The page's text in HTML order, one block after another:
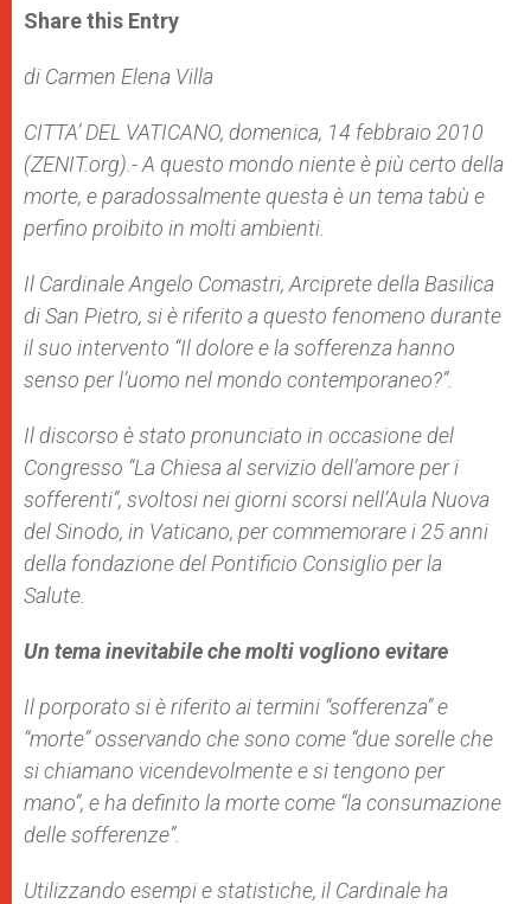
t
s
p
p
s
e
g
e
e
b
o
k
r
Share this Entry
di Carmen Elena Villa
CITTA’ DEL VATICANO, domenica, 14 febbraio 2010
(ZENIT.org).- A questo mondo niente è più certo della
morte, e paradossalmente questa è un tema tabù e
perfino proibito in molti ambienti.
Il Cardinale Angelo Comastri, Arciprete della Basilica
di San Pietro, si è riferito a questo fenomeno durante
il suo intervento “Il dolore e la sofferenza hanno
senso per l’uomo nel mondo contemporaneo?”.
Il discorso è stato pronunciato in occasione del
Congresso “La Chiesa al servizio dell’amore per i
sofferenti”, svoltosi nei giorni scorsi nell’Aula Nuova
del Sinodo, in Vaticano, per commemorare i 25 anni
della fondazione del Pontificio Consiglio per la
Salute.
Un tema inevitabile che molti vogliono evitare
Il porporato si è riferito ai termini “sofferenza” e
“morte” osservando che sono come “due sorelle che
si chiamano vicendevolmente e si tengono per
mano”, e ha definito la morte come “la consumazione
delle sofferenze”.
Utilizzando esempi e statistiche, il Cardinale ha